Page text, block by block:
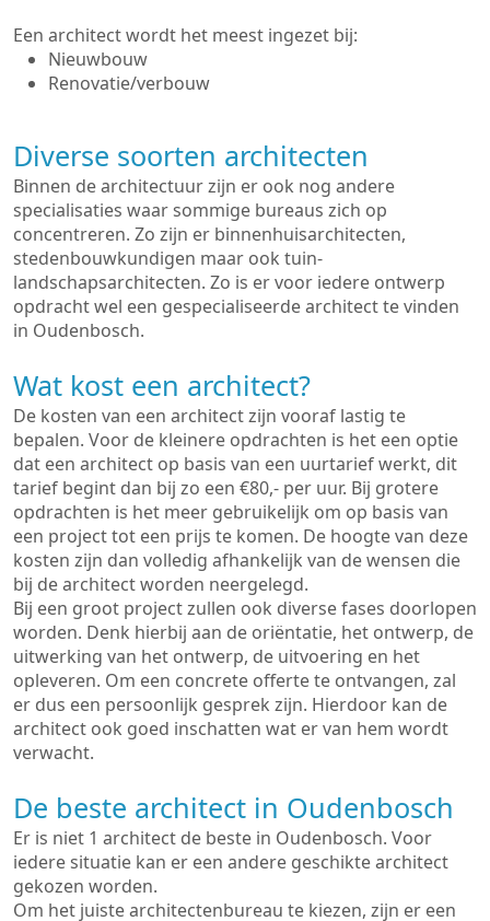
Een architect wordt het meest ingezet bij:
Nieuwbouw
Renovatie/verbouw
Diverse soorten architecten
Binnen de architectuur zijn er ook nog andere
specialisaties waar sommige bureaus zich op
concentreren. Zo zijn er binnenhuisarchitecten,
stedenbouwkundigen maar ook tuin-
landschapsarchitecten. Zo is er voor iedere ontwerp
opdracht wel een gespecialiseerde architect te vinden
in Oudenbosch.
Wat kost een architect?
De kosten van een architect zijn vooraf lastig te
bepalen. Voor de kleinere opdrachten is het een optie
dat een architect op basis van een uurtarief werkt, dit
tarief begint dan bij zo een €80,- per uur. Bij grotere
opdrachten is het meer gebruikelijk om op basis van
een project tot een prijs te komen. De hoogte van deze
kosten zijn dan volledig afhankelijk van de wensen die
bij de architect worden neergelegd.
Bij een groot project zullen ook diverse fases doorlopen
worden. Denk hierbij aan de oriëntatie, het ontwerp, de
uitwerking van het ontwerp, de uitvoering en het
opleveren. Om een concrete offerte te ontvangen, zal
er dus een persoonlijk gesprek zijn. Hierdoor kan de
architect ook goed inschatten wat er van hem wordt
verwacht.
De beste architect in Oudenbosch
Er is niet 1 architect de beste in Oudenbosch. Voor
iedere situatie kan er een andere geschikte architect
gekozen worden.
Om het juiste architectenbureau te kiezen, zijn er een